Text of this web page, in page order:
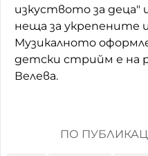
изкуството за
неща за укрепените
Музикалното
детски стрийм е на
Велева.
ПО